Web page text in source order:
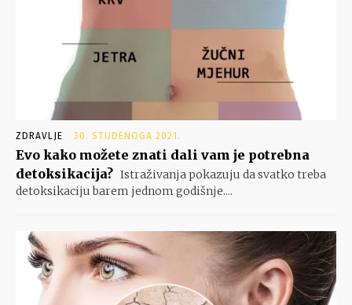
ZDRAVLJE 30. STUDENOGA 2021.
Evo kako možete znati dali vam je potrebna
detoksikacija? Istraživanja pokazuju da svatko treba
detoksikaciju barem jednom godišnje....